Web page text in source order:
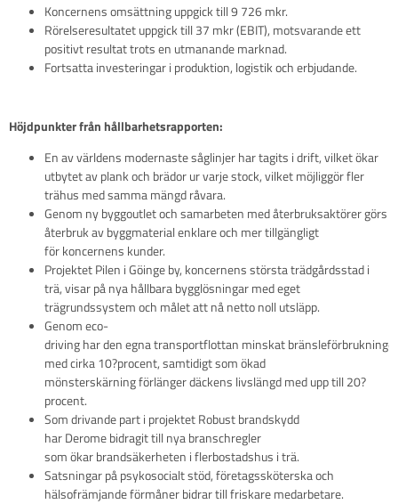
Koncernens omsättning uppgick till 9 726 mkr.
Rörelseresultatet uppgick till 37 mkr (EBIT), motsvarande ett
positivt resultat trots en utmanande marknad.
Fortsatta investeringar i produktion, logistik och erbjudande.
Höjdpunkter från hållbarhetsrapporten:
En av världens modernaste såglinjer har tagits i drift, vilket ökar
utbytet av plank och brädor ur varje stock, vilket möjliggör fler
trähus med samma mängd råvara.
Genom ny byggoutlet och samarbeten med återbruksaktörer görs
återbruk av byggmaterial enklare och mer tillgängligt
för koncernens kunder.
Projektet Pilen i Göinge by, koncernens största trädgårdsstad i
trä, visar på nya hållbara bygglösningar med eget
trägrundssystem och målet att nå netto noll utsläpp.
Genom eco-
driving har den egna transportflottan minskat
med cirka 10?procent, samtidigt som ökad
mönsterskärning förlänger däckens livslängd med upp till 20?
procent.
Som drivande part i projektet Robust brandskydd
har Derome bidragit till nya branschregler
som ökar brandsäkerheten i flerbostadshus i trä.
Satsningar på psykosocialt stöd, företagssköterska och
hälsofrämjande förmåner bidrar till friskare medarbetare.